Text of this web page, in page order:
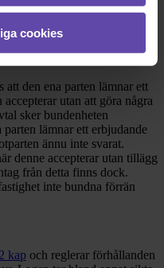
cookies
hur avtal ingås, regler kring
är dock subsidiär till annan
den ena parten lämnar ett
utan att göra några
sker bundenheten
parten lämnar ett erbjudande
ännu inte svarat.
denne accepterar utan tillägg
från detta finns dock.
inte bundna förrän
kap och reglerar förhållanden